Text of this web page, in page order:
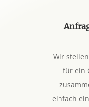
Wir
für ein
einfach